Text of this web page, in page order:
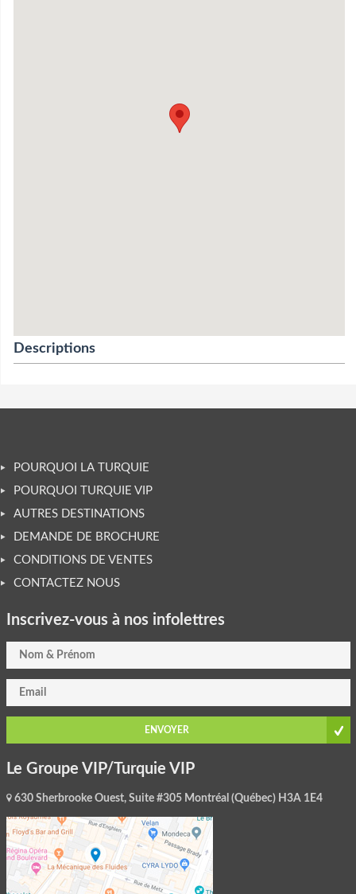
Descriptions
POURQUOI LA TURQUIE
POURQUOI TURQUIE VIP
AUTRES DESTINATIONS
DEMANDE DE BROCHURE
CONDITIONS DE VENTES
CONTACTEZ NOUS
Inscrivez-vous à nos infolettres
ENVOYER
Le Groupe VIP/Turquie VIP
630 Sherbrooke Ouest, Suite #305 Montréal (Québec) H3A 1E4